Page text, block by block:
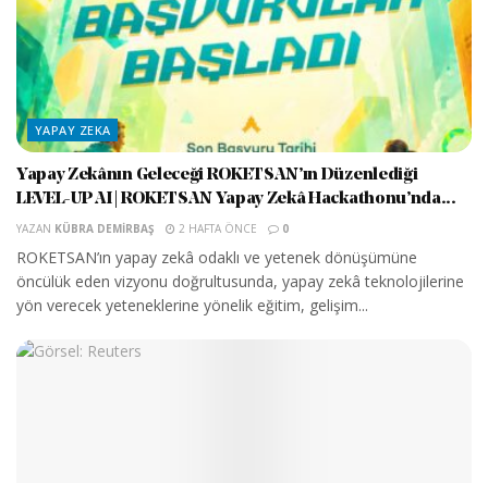
YAPAY ZEKA
Yapay Zekânın Geleceği ROKETSAN’ın Düzenlediği
LEVEL-UP AI | ROKETSAN Yapay Zekâ Hackathonu’nda...
YAZAN KÜBRA DEMIRBAŞ 2 HAFTA ÖNCE 0
ROKETSAN’ın yapay zekâ odaklı ve yetenek dönüşümüne
öncülük eden vizyonu doğrultusunda, yapay zekâ teknolojilerine
yön verecek yeteneklerine yönelik eğitim, gelişim...